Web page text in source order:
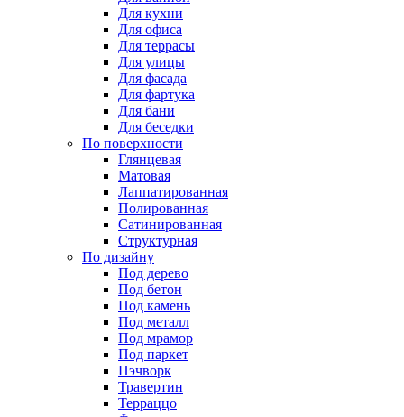
Для кухни
Для офиса
Для террасы
Для улицы
Для фасада
Для фартука
Для бани
Для беседки
По поверхности
Глянцевая
Матовая
Лаппатированная
Полированная
Сатинированная
Структурная
По дизайну
Под дерево
Под бетон
Под камень
Под металл
Под мрамор
Под паркет
Пэчворк
Травертин
Терраццо